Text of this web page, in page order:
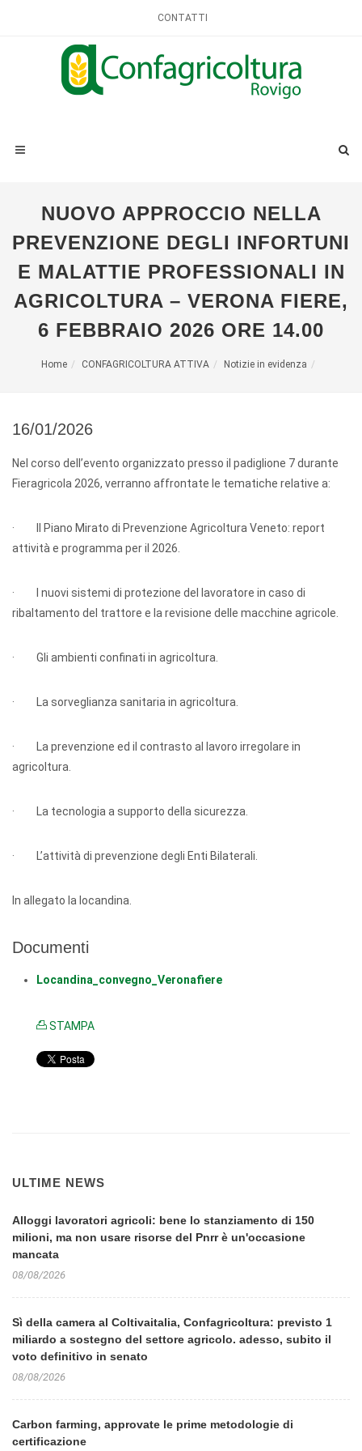
CONTATTI
NUOVO APPROCCIO NELLA
PREVENZIONE DEGLI INFORTUNI
E MALATTIE PROFESSIONALI IN
AGRICOLTURA – VERONA FIERE,
6 FEBBRAIO 2026 ORE 14.00
Home CONFAGRICOLTURA ATTIVA Notizie in evidenza
16/01/2026
Nel corso dell’evento organizzato presso il padiglione 7 durante
Fieragricola 2026, verranno affrontate le tematiche relative a:
· Il Piano Mirato di Prevenzione Agricoltura Veneto: report
attività e programma per il 2026.
· I nuovi sistemi di protezione del lavoratore in caso di
ribaltamento del trattore e la revisione delle macchine agricole.
· Gli ambienti confinati in agricoltura.
· La sorveglianza sanitaria in agricoltura.
· La prevenzione ed il contrasto al lavoro irregolare in
agricoltura.
· La tecnologia a supporto della sicurezza.
· L’attività di prevenzione degli Enti Bilaterali.
In allegato la locandina.
Documenti
Locandina_convegno_Veronafiere
STAMPA
ULTIME NEWS
Alloggi lavoratori agricoli: bene lo stanziamento di 150
milioni, ma non usare risorse del Pnrr è un'occasione
mancata
08/08/2026
Sì della camera al Coltivaitalia, Confagricoltura: previsto 1
miliardo a sostegno del settore agricolo. adesso, subito il
voto definitivo in senato
08/08/2026
Carbon farming, approvate le prime metodologie di
certificazione